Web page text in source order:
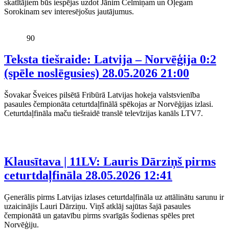
skatītājiem būs iespējas uzdot Jānim Celmiņam un Oļegam
Sorokinam sev interesējošus jautājumus.
90
Teksta tiešraide: Latvija – Norvēģija 0:2
(spēle noslēgusies) 28.05.2026 21:00
Šovakar Šveices pilsētā Fribūrā Latvijas hokeja valstsvienība
pasaules čempionāta ceturtdaļfinālā spēkojas ar Norvēģijas izlasi.
Ceturtdaļfināla maču tiešraidē translē televīzijas kanāls LTV7.
Klausītava | 11LV: Lauris Dārziņš pirms
ceturtdaļfināla 28.05.2026 12:41
Ģenerālis pirms Latvijas izlases ceturtdaļfināla uz attālinātu sarunu ir
uzaicinājis Lauri Dārziņu. Viņš atklāj sajūtas šajā pasaules
čempionātā un gatavību pirms svarīgās šodienas spēles pret
Norvēģiju.